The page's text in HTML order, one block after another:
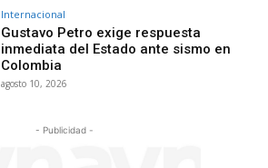
Internacional
Gustavo Petro exige respuesta
inmediata del Estado ante sismo en
Colombia
agosto 10, 2026
- Publicidad -